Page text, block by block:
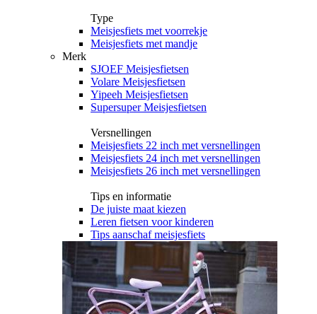
Type
Meisjesfiets met voorrekje
Meisjesfiets met mandje
Merk
SJOEF Meisjesfietsen
Volare Meisjesfietsen
Yipeeh Meisjesfietsen
Supersuper Meisjesfietsen
Versnellingen
Meisjesfiets 22 inch met versnellingen
Meisjesfiets 24 inch met versnellingen
Meisjesfiets 26 inch met versnellingen
Tips en informatie
De juiste maat kiezen
Leren fietsen voor kinderen
Tips aanschaf meisjesfiets